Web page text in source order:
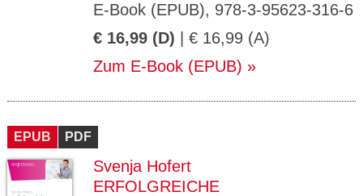
E-Book (EPUB), 978-3-95623-316-6
€ 16,99 (D) | € 16,99 (A)
Zum E-Book (EPUB)
EPUB PDF
Svenja Hofert
ERFOLGREICHE